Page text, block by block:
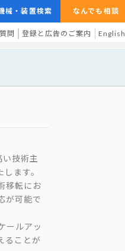
械・装置検索 なんでも相談
問 登録と広告のご案内 English
技術主
ます。
移転にお
が可能で
ールアッ
ることが